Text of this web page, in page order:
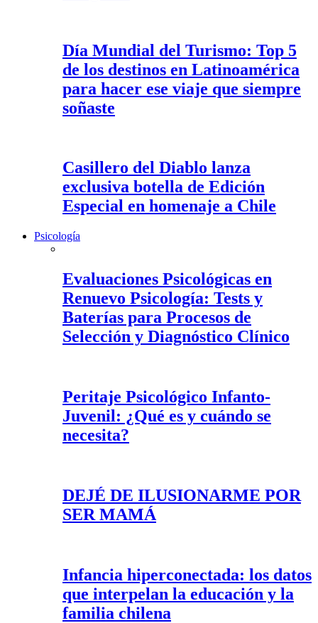
Día Mundial del Turismo: Top 5
de los destinos en Latinoamérica
para hacer ese viaje que siempre
soñaste
Casillero del Diablo lanza
exclusiva botella de Edición
Especial en homenaje a Chile
Psicología
Evaluaciones Psicológicas en
Renuevo Psicología: Tests y
Baterías para Procesos de
Selección y Diagnóstico Clínico
Peritaje Psicológico Infanto-
Juvenil: ¿Qué es y cuándo se
necesita?
DEJÉ DE ILUSIONARME POR
SER MAMÁ
Infancia hiperconectada: los datos
que interpelan la educación y la
familia chilena